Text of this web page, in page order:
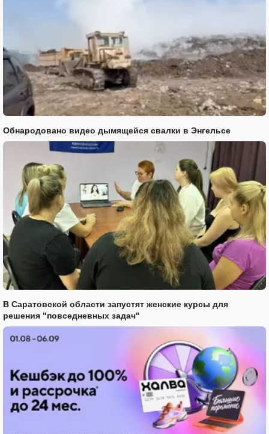
Обнародовано видео дымящейся свалки в Энгельсе
В Саратовской области запустят женские курсы для
решения "повседневных задач"